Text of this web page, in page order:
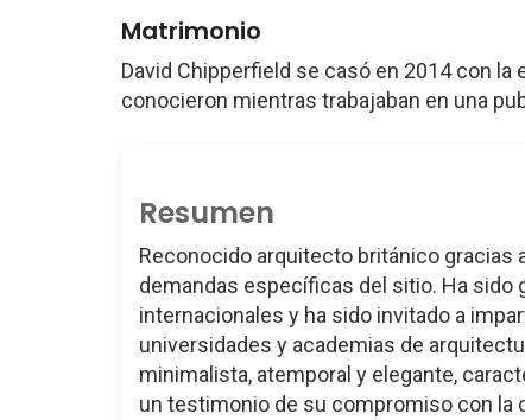
Matrimonio
David Chipperfield se casó en 2014 con la
conocieron mientras trabajaban en una
Resumen
Reconocido arquitecto británico gracias
demandas específicas del sitio. Ha sido
internacionales y ha sido invitado a
universidades y academias de
minimalista, atemporal y elegante,
un testimonio de su compromiso con